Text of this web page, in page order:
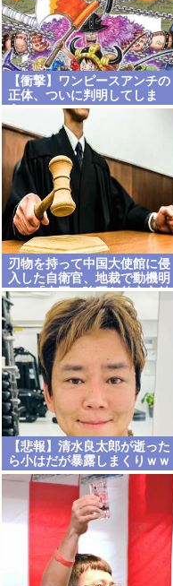
【衝撃】ワンピースアンチの
正体、ついに判明してしま
刃物を持って中国大使館に侵
入した自衛官、地裁で動機明
かす「中国の強硬な外交方針
を変えさせるため」
【悲報】清水良太郎が逝った
ら小はだが暴露しまくりｗｗ
ｗ